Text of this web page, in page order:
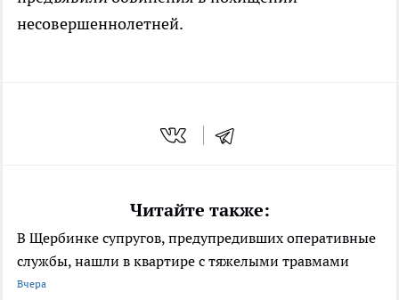
несовершеннолетней.
Читайте также:
В Щербинке супругов, предупредивших оперативные
службы, нашли в квартире с тяжелыми травмами
Вчера